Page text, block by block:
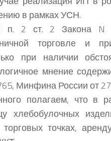
в рамках УСН.
п. 2 ст. 2 Закона
торговле и
при наличии
мнение
Минфина России от
полагаем, что в
хлебобулочных
точках,